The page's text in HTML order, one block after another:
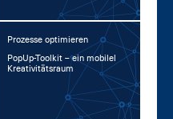
Prozesse optimieren
Po­pUp-Tool­kit – ein mo­bi­l­el
Krea­ti­vi­täts­raum